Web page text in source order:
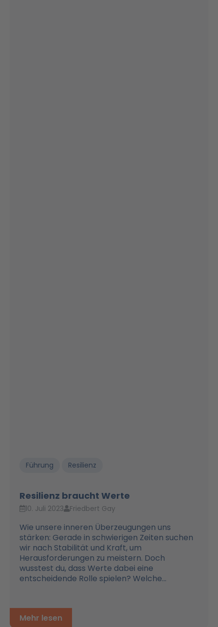
Führung Resilienz
Resilienz braucht Werte
10. Juli 2023 Friedbert Gay
Wie unsere inneren Überzeugungen uns
stärken: Gerade in schwierigen Zeiten suchen
wir nach Stabilität und Kraft, um
Herausforderungen zu meistern. Doch
wusstest du, dass Werte dabei eine
entscheidende Rolle spielen? Welche...
Mehr lesen